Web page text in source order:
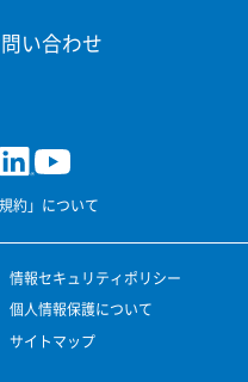
い合わせ
約」について
情報セキュリティポリシー
個人情報保護について
サイトマップ